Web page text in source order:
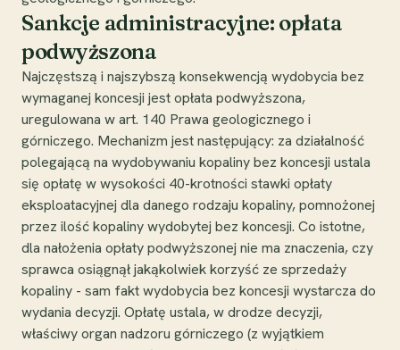
Sankcje administracyjne: opłata
podwyższona
Najczęstszą i najszybszą konsekwencją wydobycia bez
wymaganej koncesji jest opłata podwyższona,
uregulowana w art. 140 Prawa geologicznego i
górniczego. Mechanizm jest następujący: za działalność
polegającą na wydobywaniu kopaliny bez koncesji ustala
się opłatę w wysokości 40-krotności stawki opłaty
eksploatacyjnej dla danego rodzaju kopaliny, pomnożonej
przez ilość kopaliny wydobytej bez koncesji. Co istotne,
dla nałożenia opłaty podwyższonej nie ma znaczenia, czy
sprawca osiągnął jakąkolwiek korzyść ze sprzedaży
kopaliny - sam fakt wydobycia bez koncesji wystarcza do
wydania decyzji. Opłatę ustala, w drodze decyzji,
właściwy organ nadzoru górniczego (z wyjątkiem